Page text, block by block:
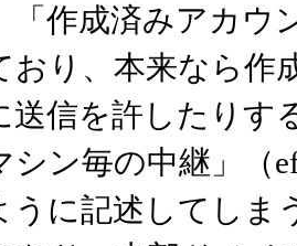
「作成済みアカ
おり、本来なら作
送信を許したりす
シン毎の中継」（
うに記述してしま